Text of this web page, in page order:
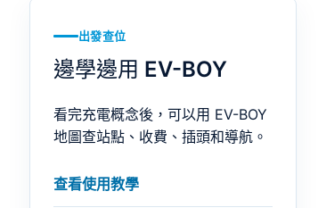
出發查位
邊學邊用 EV-BOY
看完充電概念後，可以用 EV-BOY
地圖查站點、收費、插頭和導航。
查看使用教學